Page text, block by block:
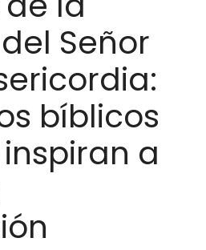
Señor
bíblicos
a